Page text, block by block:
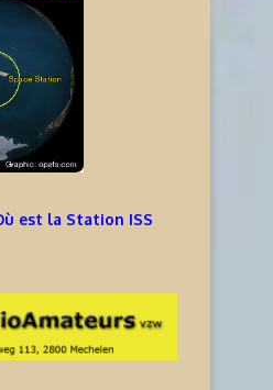
est la Station ISS